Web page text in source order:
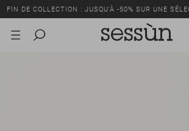
FIN DE COLLECTION : JUSQU’À -50% SUR UNE